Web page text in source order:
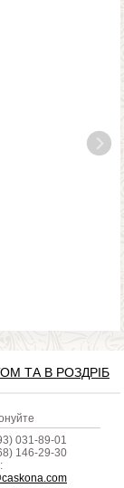
ТА В РОЗДРІБ
031-89-01
146-29-30